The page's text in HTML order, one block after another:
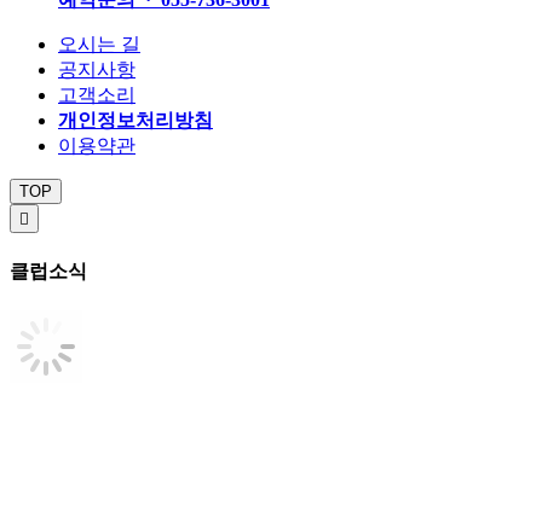
오시는 길
공지사항
고객소리
개인정보처리방침
이용약관
TOP

클럽소식